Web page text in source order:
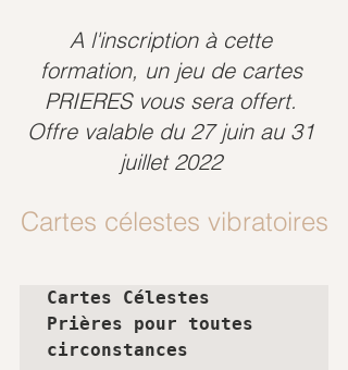
A l'inscription à cette
formation, un jeu de cartes
PRIERES vous sera offert.
Offre valable du 27 juin au 31
juillet 2022
Cartes célestes vibratoires
Cartes Célestes
Prières pour toutes
circonstances